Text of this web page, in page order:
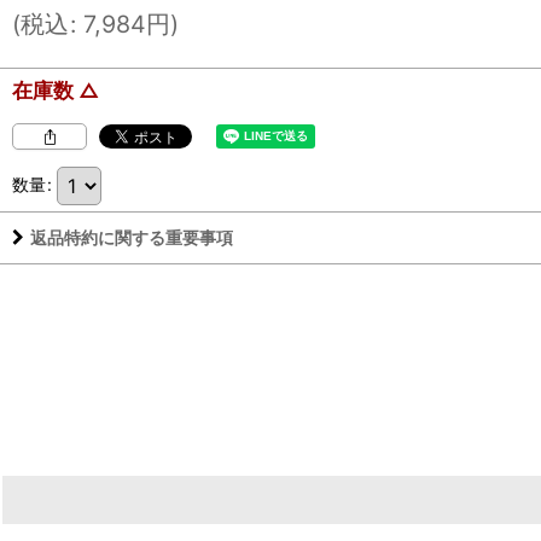
(税込: 7,984円)
在庫数 △
数量:
返品特約に関する重要事項